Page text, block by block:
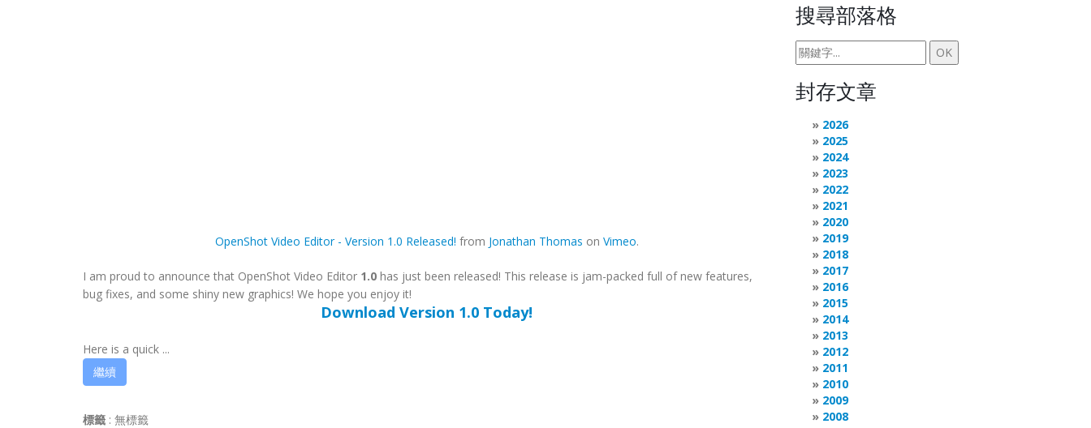
OpenShot Video Editor - Version 1.0 Released! from Jonathan Thomas on Vimeo.
I am proud to announce that OpenShot Video Editor 1.0 has just been released! This release is jam-packed full of new features,
bug fixes, and some shiny new graphics! We hope you enjoy it!
Download Version 1.0 Today!
Here is a quick ...
繼續
標籤 : 無標籤
搜尋部落格
封存文章
2026
2025
2024
2023
2022
2021
2020
2019
2018
2017
2016
2015
2014
2013
2012
2011
2010
2009
2008